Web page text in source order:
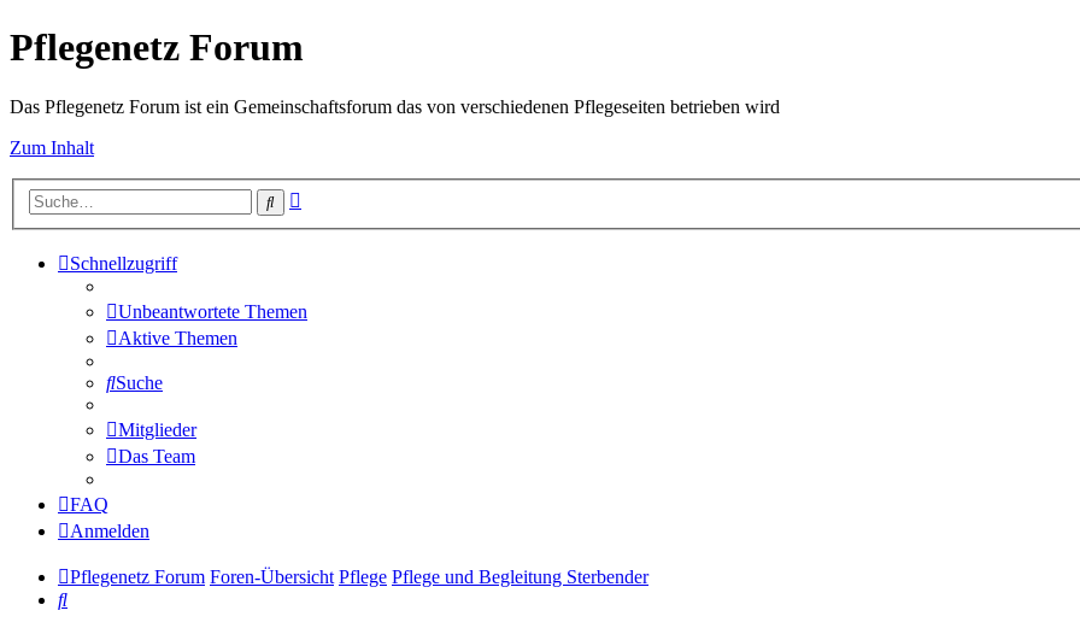
Pflegenetz Forum
Das Pflegenetz Forum ist ein Gemeinschaftsforum das von verschiedenen Pflegeseiten betrieben wird
Zum Inhalt
Suche
Schnellzugriff
Unbeantwortete Themen
Aktive Themen
Suche
Mitglieder
Das Team
FAQ
Anmelden
Pflegenetz Forum Foren-Übersicht Pflege Pflege und Begleitung Sterbender
Suche